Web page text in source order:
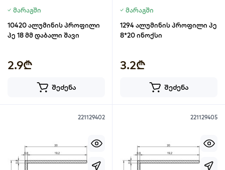
მარაგში
10420 ალუმინის პროფილი
პე 18 მმ დაბალი შავი
2.9₾
შეძენა
მარაგში
1294 ალუმინის პროფილი პე
8*20 ინოქსი
3.2₾
შეძენა
221129402 221129405